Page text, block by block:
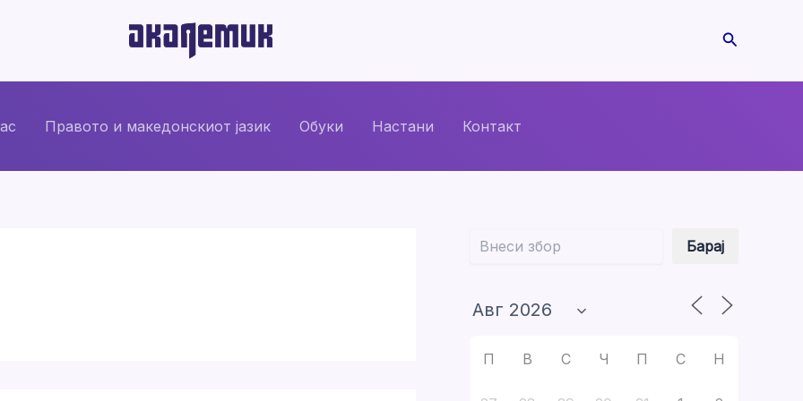
Search
Правото и македонскиот јазик Обуки Настани Контакт
Барај
П В С Ч П С Н